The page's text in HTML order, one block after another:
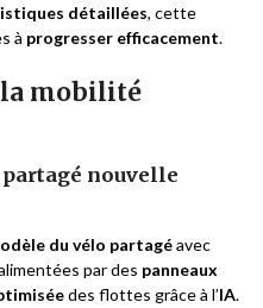
détaillées, cette
à progresser efficacement.
la mobilité
nouvelle
du vélo partagéavec
par des panneaux
des flottes grâce à l’IA.